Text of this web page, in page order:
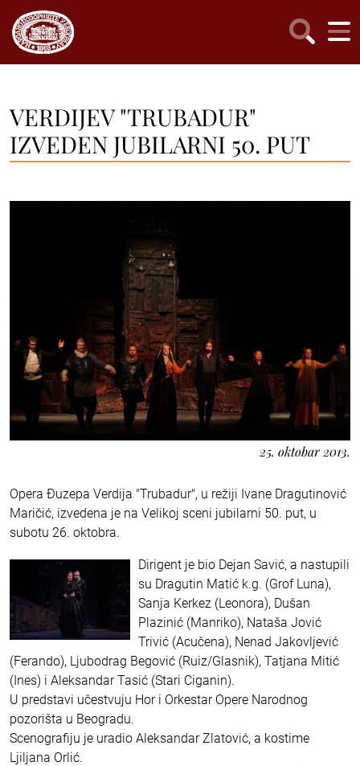
VERDIJEV "TRUBADUR"
IZVEDEN JUBILARNI 50. PUT
25. oktobar 2013.
Opera Đuzepa Verdija "Trubadur", u režiji Ivane Dragutinović
Maričić, izvedena je na Velikoj sceni jubilarni 50. put, u
subotu 26. oktobra.
Dirigent je bio Dejan Savić, a nastupili
su Dragutin Matić k.g. (Grof Luna),
Sanja Kerkez (Leonora), Dušan
Plazinić (Manriko), Nataša Jović
Trivić (Acučena), Nenad Jakovljević
(Ferando), Ljubodrag Begović (Ruiz/Glasnik), Tatjana Mitić
(Ines) i Aleksandar Tasić (Stari Ciganin).
U predstavi učestvuju Hor i Orkestar Opere Narodnog
pozorišta u Beogradu.
Scenografiju je uradio Aleksandar Zlatović, a kostime
Ljiljana Orlić.